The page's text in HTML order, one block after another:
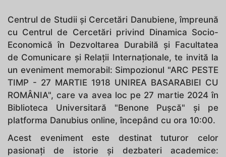
Centrul de Studii și Cercetări Danubiene, împreună
cu Centrul de Cercetări privind Dinamica Socio-
Economică în Dezvoltarea Durabilă și Facultatea
de Comunicare și Relații Internaționale, te invită la
un eveniment memorabil: Simpozionul "ARC PESTE
TIMP - 27 MARTIE 1918 UNIREA BASARABIEI CU
ROMÂNIA", care va avea loc pe 27 martie 2024 în
Biblioteca Universitară "Benone Pușcă" și pe
platforma Danubius online, începând cu ora 10:00.
Acest eveniment este destinat tuturor celor
pasionați de istorie și dezbateri academice: